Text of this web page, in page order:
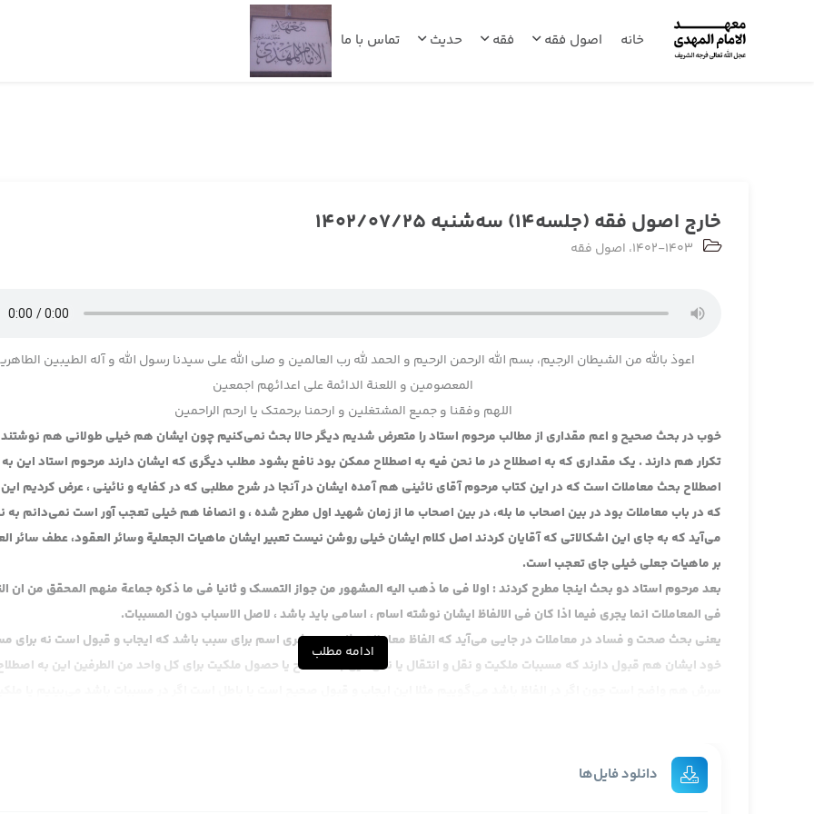
خانه اصول فقه فقه حدیث تماس با ما
خارج اصول فقه (جلسه14) سه‌شنبه 1402/07/25
1402-1403، اصول فقه
اعوذ بالله من الشیطان الرجیم، بسم الله الرحمن الرحیم و الحمد لله رب العالمین و صلی الله علی سیدنا رسول الله و آله الطیبین
المعصومین و اللعنة الدائمة علی اعدائهم اجمعین
اللهم وفقنا و جمیع المشتغلین و ارحمنا برحمتک یا ارحم الراحمین
خوب در بحث صحیح و اعم مقداری از مطالب مرحوم استاد را متعرض شدیم دیگر حالا بحث نمی‌کنیم چون ایشان هم خیلی طولانی هم
تکرار هم دارند . یک مقداری که به اصطلاح در ما نحن فیه به اصطلاح ممکن بود نافع بشود مطلب دیگری که ایشان دارند مرحوم استاد این به
اصطلاح بحث معاملات است که در این کتاب مرحوم آقای نائینی هم آمده ایشان در آنجا در شرح مطلبی که در کفایه و نائینی ، عرض کردیم
که در باب معاملات بود در بین اصحاب ما بله، در بین اصحاب ما از زمان شهید اول مطرح شده ، و انصافا هم خیلی تعجب آور است نمی‌دانم به
می‌آید که به جای این اشکالاتی که آقایان کردند اصل کلام ایشان خیلی روشن نیست تعبیر ایشان ماهیات الجعلیة وسائر العقود، عطف سائر
بر ماهیات جعلی خیلی جای تعجب است.
بعد مرحوم استاد دو بحث اینجا مطرح کردند : اولا فی ما ذهب الیه المشهور من جواز التمسک و ثانیا فی ما ذکره جماعة منهم المحقق من ان
فی المعاملات انما یجری فیما اذا کان فی الالفاظ ایشان نوشته اسام ، اسامی باید باشد ، لاصل الاسباب دون المسببات.
یعنی بحث صحت و فساد در معاملات در جایی می‌آید که الفاظ معاملات مثل بیع و شری اسم برای سبب باشد که ایجاب و قبول است نه برای
خود ایشان هم قبول دارند که مسببات ملکیت و نقل و انتقال یا نقل عین به اصطلاح یا حصول ملکیت برای کل واحد من الطرفین این به
مرحوم نائینی را خواندیم نائینی اشاره‌ی اجمالی کرد اما تفصیلا این بحث را نقل نکردند. بله آن وقت ایشان فرمودند امر اول که تمسک به اطلاق
می‌کنیم برای اینکه معاملات امور عرفی هستند عرض کردم دیگر چون مطلب تکرار شده احتیاج نداریم بعد به اصطلاح ایشان همین مطلب را بعد
ادامه مطلب
دانلود فایل‌ها